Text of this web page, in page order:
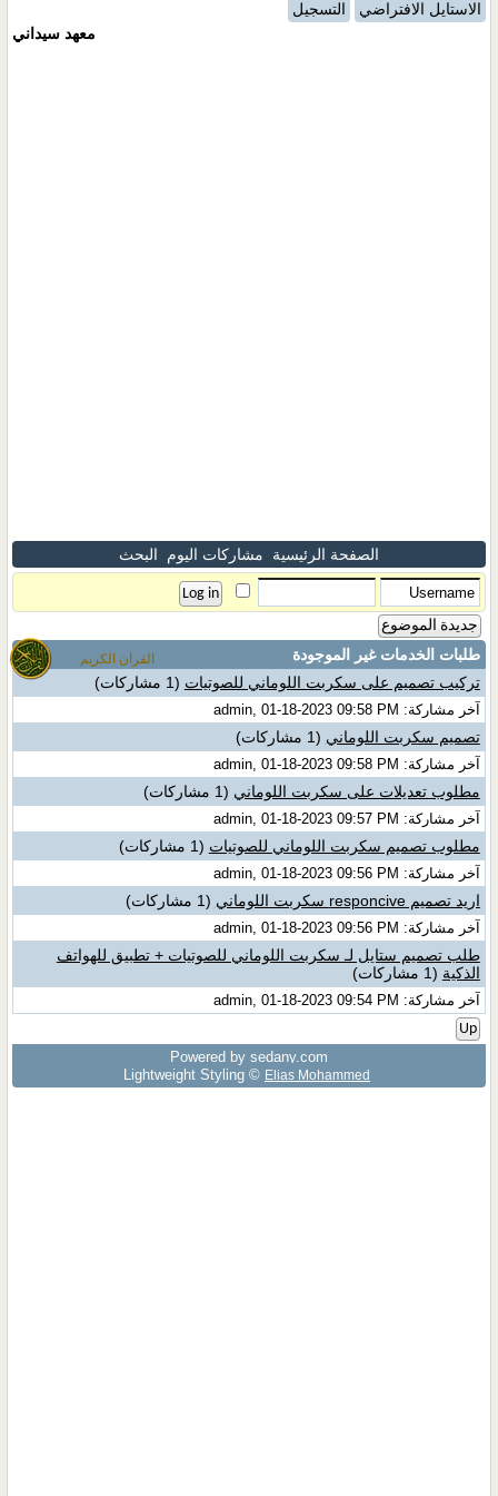
القران الكريم
الاستايل الافتراضي
التسجيل
معهد سيداني
الصفحة الرئيسية مشاركات اليوم البحث
جديدة الموضوع
طلبات الخدمات غير الموجودة
تركيب تصميم على سكربت اللوماني للصوتيات (1 مشاركات)
آخر مشاركة: admin, 01-18-2023 09:58 PM
تصميم سكربت اللوماني (1 مشاركات)
آخر مشاركة: admin, 01-18-2023 09:58 PM
مطلوب تعديلات على سكربت اللوماني (1 مشاركات)
آخر مشاركة: admin, 01-18-2023 09:57 PM
مطلوب تصميم سكربت اللوماني للصوتيات (1 مشاركات)
آخر مشاركة: admin, 01-18-2023 09:56 PM
اريد تصميم responcive سكربت اللوماني (1 مشاركات)
آخر مشاركة: admin, 01-18-2023 09:56 PM
طلب تصميم ستايل لـ سكربت اللوماني للصوتيات + تطبيق للهواتف
الذكية (1 مشاركات)
آخر مشاركة: admin, 01-18-2023 09:54 PM
Up
Powered by sedany.com
Lightweight Styling © Elias Mohammed